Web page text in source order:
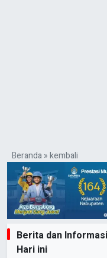
Beranda»kembali
Berita dan
Hari ini